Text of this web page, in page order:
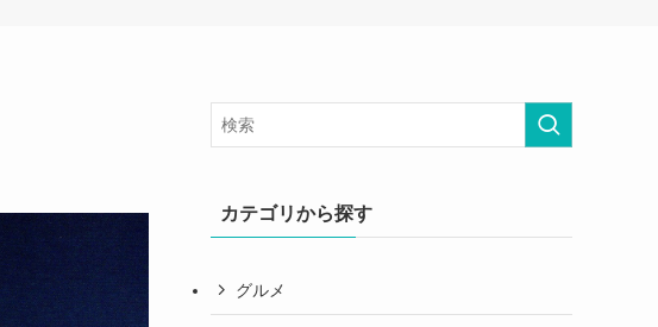
カテゴリから探す
グルメ